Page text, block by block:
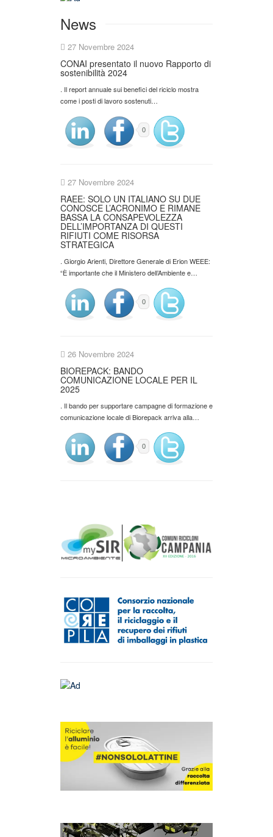
News
27 Novembre 2024
CONAI presentato il nuovo Rapporto di
sostenibilità 2024
. Il report annuale sui benefici del riciclo mostra
come i posti di lavoro sostenuti…
0
27 Novembre 2024
RAEE: SOLO UN ITALIANO SU DUE
CONOSCE L’ACRONIMO E RIMANE
BASSA LA CONSAPEVOLEZZA
DELL’IMPORTANZA DI QUESTI
RIFIUTI COME RISORSA
STRATEGICA
. Giorgio Arienti, Direttore Generale di Erion WEEE:
“È importante che il Ministero dell’Ambiente e…
0
26 Novembre 2024
BIOREPACK: BANDO
COMUNICAZIONE LOCALE PER IL
2025
. Il bando per supportare campagne di formazione e
comunicazione locale di Biorepack arriva alla…
0